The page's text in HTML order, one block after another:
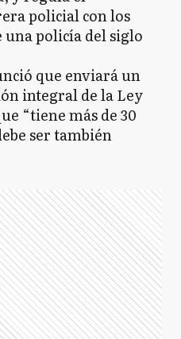
policial con los
policía del siglo
que enviará un
integral de la Ley
“tiene más de 30
ser también